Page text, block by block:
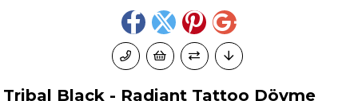
Tribal Black - Radiant Tattoo Dövme